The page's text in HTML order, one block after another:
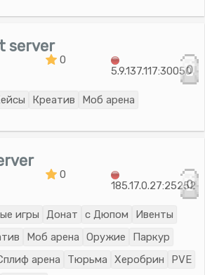
server
0
5.9.137.117:30050
0
Креатив Моб арена
0
185.17.0.27:25252
0
игры Донат с Дюпом
Ивенты
Моб арена Оружие
Паркур
арена Тюрьма Херобрин
PVE